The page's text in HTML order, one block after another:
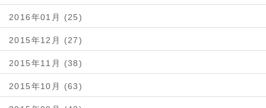
2016年01月 (25)
2015年12月 (27)
2015年11月 (38)
2015年10月 (63)